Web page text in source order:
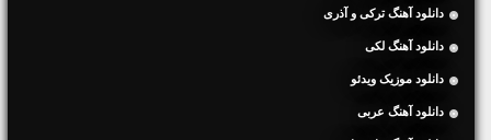
دانلود آهنگ ترکی و آذری
دانلود آهنگ لکی
دانلود موزیک ویدئو
دانلود آهنگ عربی